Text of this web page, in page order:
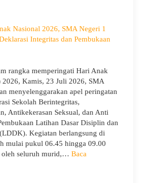
Masa
Depan
SMA
Negeri
Tahun
Ajaran
2026/2027:
Berjalan
Khidmat
Nasional 2026, SMA Negeri 1
Integritas dan Pembukaan
rangka memperingati Hari Anak
Kamis, 23 Juli 2026, SMA
menyelenggarakan apel peringatan
Sekolah Berintegritas,
Antikekerasan Seksual, dan Anti
Latihan Dasar Disiplin dan
Kegiatan berlangsung di
mulai pukul 06.45 hingga 09.00
seluruh murid,… Baca